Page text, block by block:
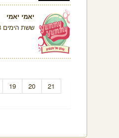
יאמי יאמי
ששת הימים 318, אילת
19 20
21